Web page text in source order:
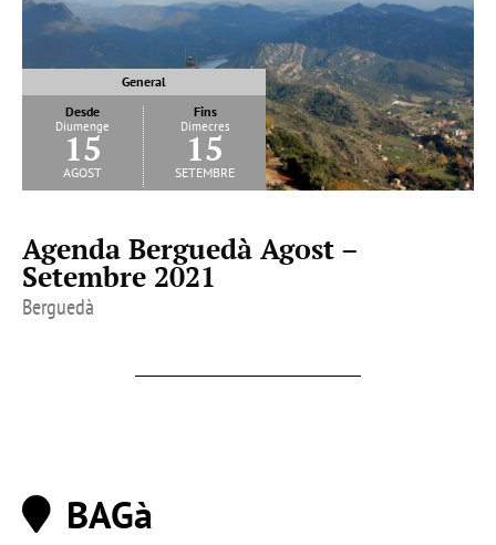
General
Desde
Diumenge
15
agost
Fins
Dimecres
15
setembre
Agenda Berguedà Agost –
Setembre 2021
Berguedà
BAGà